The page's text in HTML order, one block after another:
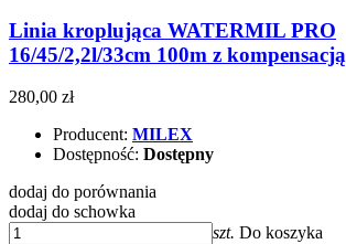
Linia kroplująca WATERMIL PRO
16/45/2,2l/33cm 100m z kompensacją
280,00 zł
Producent: MILEX
Dostępność: Dostępny
dodaj do porównania
dodaj do schowka
szt. Do koszyka